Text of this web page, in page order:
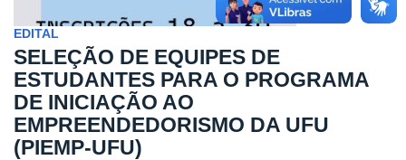
EDITAL
SELEÇÃO DE EQUIPES DE
ESTUDANTES PARA O PROGRAMA
DE INICIAÇÃO AO
EMPREENDEDORISMO DA UFU
(PIEMP-UFU)